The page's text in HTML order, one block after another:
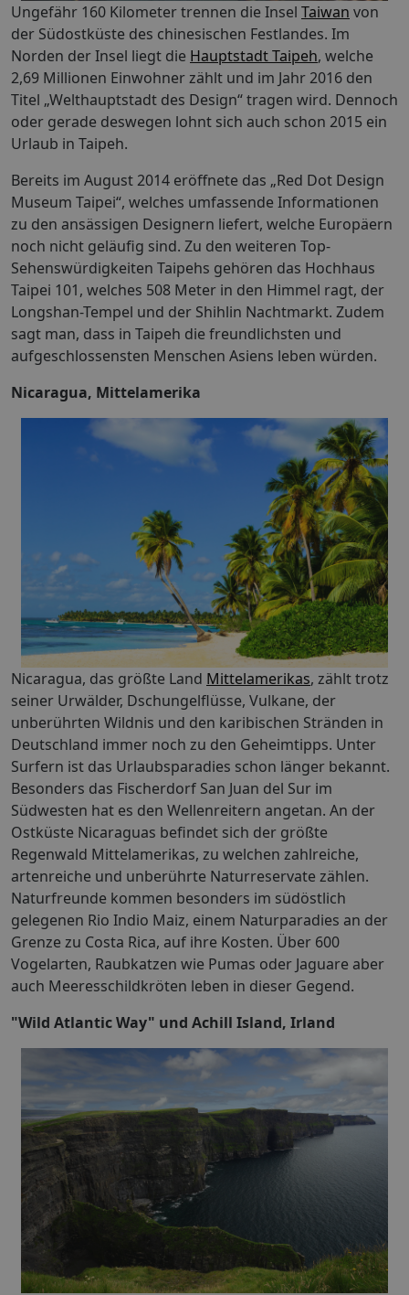
Ungefähr 160 Kilometer trennen die Insel Taiwan von
der Südostküste des chinesischen Festlandes. Im
Norden der Insel liegt die Hauptstadt Taipeh, welche
2,69 Millionen Einwohner zählt und im Jahr 2016 den
Titel „Welthauptstadt des Design“ tragen wird. Dennoch
oder gerade deswegen lohnt sich auch schon 2015 ein
Urlaub in Taipeh.
Bereits im August 2014 eröffnete das „Red Dot Design
Museum Taipei“, welches umfassende Informationen
zu den ansässigen Designern liefert, welche Europäern
noch nicht geläufig sind. Zu den weiteren Top-
Sehenswürdigkeiten Taipehs gehören das Hochhaus
Taipei 101, welches 508 Meter in den Himmel ragt, der
Longshan-Tempel und der Shihlin Nachtmarkt. Zudem
sagt man, dass in Taipeh die freundlichsten und
aufgeschlossensten Menschen Asiens leben würden.
Nicaragua, Mittelamerika
Nicaragua, das größte Land Mittelamerikas, zählt trotz
seiner Urwälder, Dschungelflüsse, Vulkane, der
unberührten Wildnis und den karibischen Stränden in
Deutschland immer noch zu den Geheimtipps. Unter
Surfern ist das Urlaubsparadies schon länger bekannt.
Besonders das Fischerdorf San Juan del Sur im
Südwesten hat es den Wellenreitern angetan. An der
Ostküste Nicaraguas befindet sich der größte
Regenwald Mittelamerikas, zu welchen zahlreiche,
artenreiche und unberührte Naturreservate zählen.
Naturfreunde kommen besonders im südöstlich
gelegenen Rio Indio Maiz, einem Naturparadies an der
Grenze zu Costa Rica, auf ihre Kosten. Über 600
Vogelarten, Raubkatzen wie Pumas oder Jaguare aber
auch Meeresschildkröten leben in dieser Gegend.
"Wild Atlantic Way" und Achill Island, Irland